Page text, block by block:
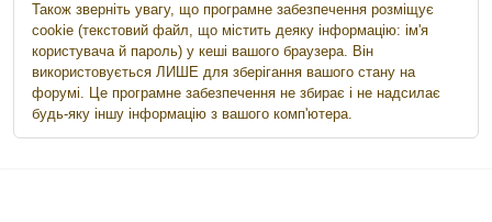
Також зверніть увагу, що програмне забезпечення розміщує
cookie (текстовий файл, що містить деяку інформацію: ім'я
користувача й пароль) у кеші вашого браузера. Він
використовується ЛИШЕ для зберігання вашого стану на
форумі. Це програмне забезпечення не збирає і не надсилає
будь-яку іншу інформацію з вашого комп'ютера.